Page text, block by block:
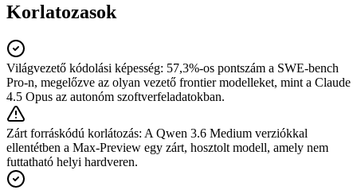
Korlatozasok
Világvezető kódolási képesség: 57,3%-os pontszám a SWE-bench
Pro-n, megelőzve az olyan vezető frontier modelleket, mint a Claude
4.5 Opus az autonóm szoftverfeladatokban.
Zárt forráskódú korlátozás: A Qwen 3.6 Medium verziókkal
ellentétben a Max-Preview egy zárt, hosztolt modell, amely nem
futtatható helyi hardveren.